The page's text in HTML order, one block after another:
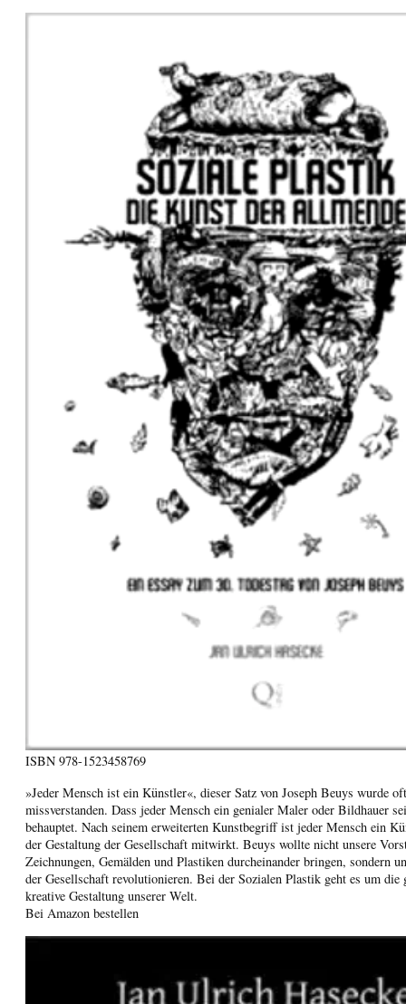
ISBN 978-1523458769
»Jeder Mensch ist ein Künstler«, dieser Satz von Joseph Beuys wurde
missverstanden. Dass jeder Mensch ein genialer Maler oder Bildhauer
behauptet. Nach seinem erweiterten Kunstbegriff ist jeder Mensch ein
der Gestaltung der Gesellschaft mitwirkt. Beuys wollte nicht unsere
Zeichnungen, Gemälden und Plastiken durcheinander bringen, sondern
der Gesellschaft revolutionieren. Bei der Sozialen Plastik geht es um die
kreative Gestaltung unserer Welt.
Bei Amazon bestellen